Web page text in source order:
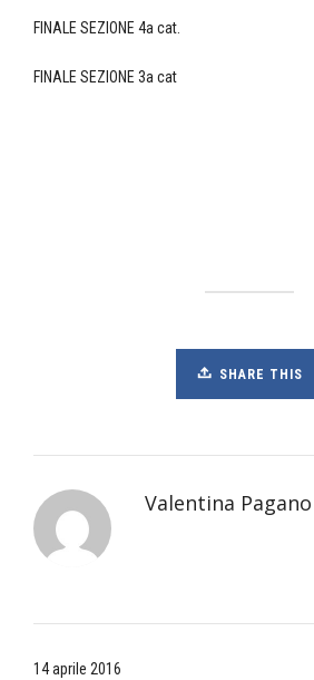
FINALE SEZIONE 4a cat.
FINALE SEZIONE 3a cat
SHARE THIS
Valentina Pagano
14 aprile 2016